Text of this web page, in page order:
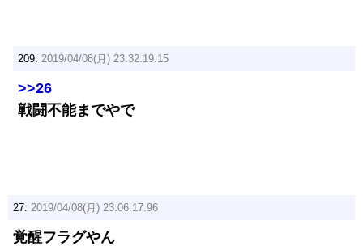
209: 2019/04/08(月) 23:32:19.15
>>26
戦闘不能までやで
27: 2019/04/08(月) 23:06:17.96
覚醒フラグやん